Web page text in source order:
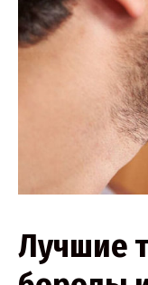
Лучшие